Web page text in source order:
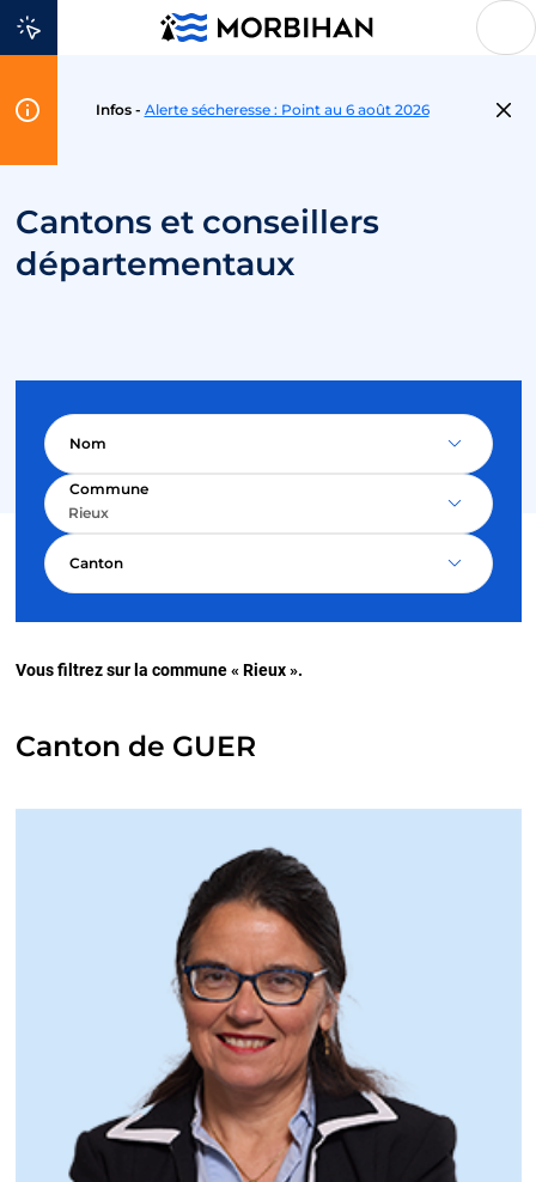
Aller au contenu
Infos - Alerte sécheresse : Point au 6 août 2026
Cantons et conseillers
départementaux
Nom
Commune
Rieux
Canton
Vous filtrez sur la commune « Rieux ».
Canton de GUER